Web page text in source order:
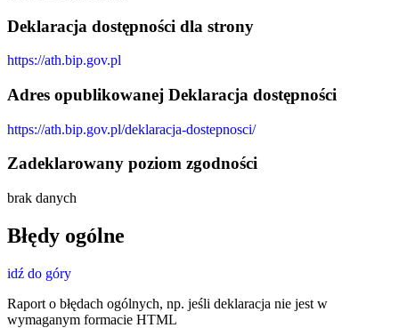
Deklaracja dostępności dla strony
https://ath.bip.gov.pl
Adres opublikowanej Deklaracja dostępności
https://ath.bip.gov.pl/deklaracja-dostepnosci/
Zadeklarowany poziom zgodności
brak danych
Błędy ogólne
idź do góry
Raport o błędach ogólnych, np. jeśli deklaracja nie jest w
wymaganym formacie HTML